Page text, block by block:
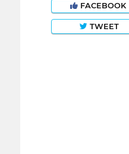
FACEBOOK
TWEET